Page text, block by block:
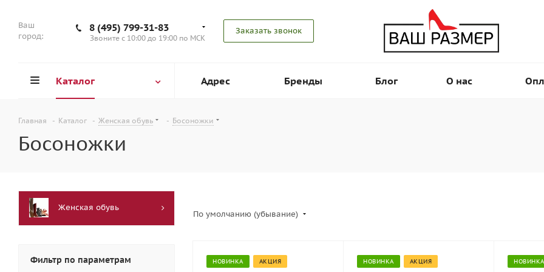
Ваш
город:
8 (495) 799-31-83
Звоните с 10:00 до 19:00 по МСК
Заказать звонок
Каталог Адрес Бренды Блог О нас
Главная - Каталог - Женская обувь - Босоножки
Босоножки
По умолчанию (убывание)
НОВИНКА АКЦИЯ НОВИНКА АКЦИЯ НОВИНКА
Женская обувь
Фильтр по параметрам